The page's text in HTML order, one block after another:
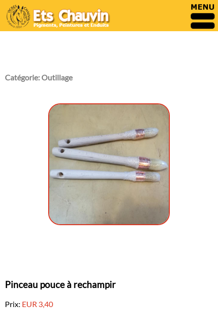
Catégorie:Outillage
Pinceau pouce à rechampir
Prix: EUR 3,40